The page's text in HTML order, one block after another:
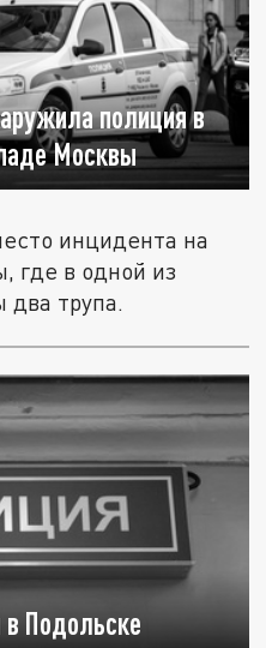
полиция в
Москвы
инцидента на
где в одной из
трупа.
Подольске